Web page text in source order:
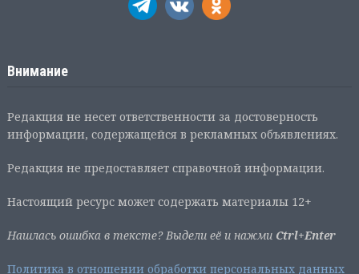
Внимание
Редакция не несет ответственности за достоверность
информации, содержащейся в рекламных объявлениях.
Редакция не предоставляет справочной информации.
Настоящий ресурс может содержать материалы 12+
Нашлась ошибка в тексте? Выдели её и нажми Ctrl+Enter
Политика в отношении обработки персональных данных